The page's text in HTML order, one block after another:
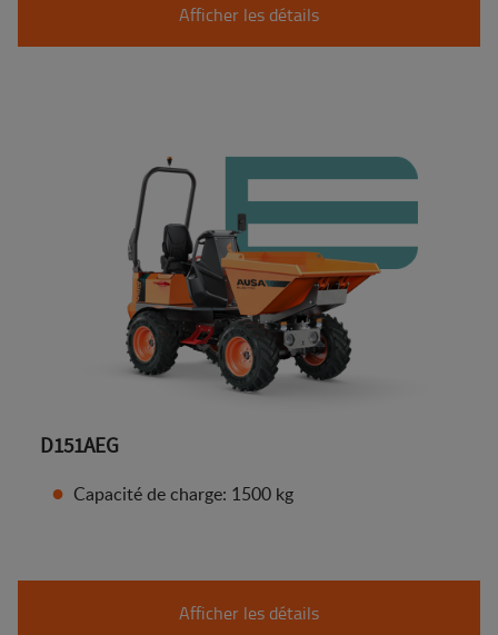
Afficher les détails
D151AEG
Capacité de charge: 1500 kg
Afficher les détails